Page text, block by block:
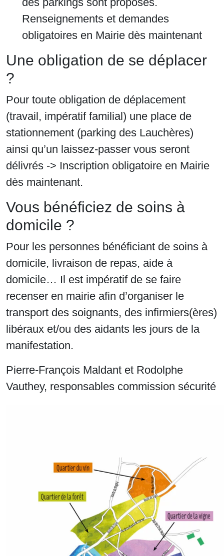
Renseignements et demandes
obligatoires en Mairie dès maintenant
Une obligation de se déplacer
?
Pour toute obligation de déplacement
(travail, impératif familial) une place de
stationnement (parking des Lauchères)
ainsi qu’un laissez-passer vous seront
délivrés -> Inscription obligatoire en Mairie
dès maintenant.
Vous bénéficiez de soins à
domicile ?
Pour les personnes bénéficiant de soins à
domicile, livraison de repas, aide à
domicile… Il est impératif de se faire
recenser en mairie afin d’organiser le
transport des soignants, des infirmiers(ères)
libéraux et/ou des aidants les jours de la
manifestation.
Pierre-François Maldant et Rodolphe
Vauthey, responsables commission sécurité